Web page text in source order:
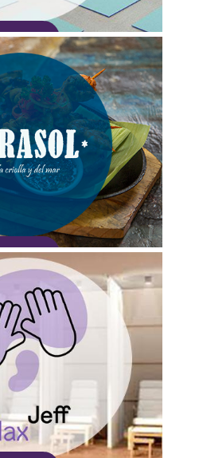
Adquirir
Adquirir